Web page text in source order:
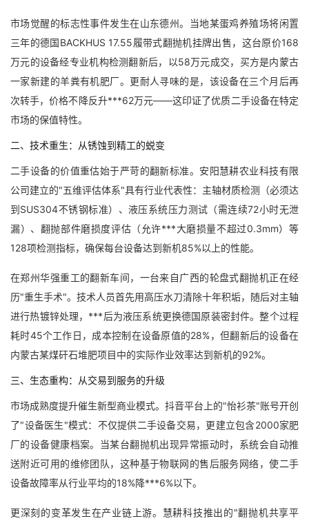
市场觉醒的标志性事件发生在山东德州。当地某蛋鸡养殖场将闲置
三年的德国BACKHUS 17.55履带式翻抛机挂牌出售，这台原价168
万元的设备经专业机构检测翻新后，以58万元成交，买方是内蒙古
一家新建的羊粪有机肥厂。更耐人寻味的是，该设备在三个月后再
次转手，价格不降反升***62万元——这印证了优质二手设备在特定
市场的保值特性。
二、技术重生：从锈蚀到精工的蜕变
二手设备的价值重估始于严苛的翻新标准。安阳慧耕农业科技有限
公司建立的"五维评估体系"具有行业代表性：主轴材质检测（必须达
到SUS304不锈钢标准）、液压系统压力测试（需连续72小时无泄
漏）、翻抛部件磨损度评估（允许***大磨损量不超过0.3mm）等
128项检测指标，确保每台设备达到新机85%以上的性能。
在郑州华强重工的翻新车间，一台来自广西的轮盘式翻抛机正在经
历"重生手术"。技术人员首先用高压水刀清除十年积垢，随后对主轴
进行热镀锌处理，***后为液压系统更换德国原装密封件。整个过程
耗时45个工作日，成本控制在设备原值的28%，但翻新后的设备在
内蒙古某煤矸石堆肥项目中的实际作业效率达到新机的92%。
三、生态重构：从交易到服务的升级
市场成熟度提升催生新型商业模式。抖音平台上的"怡衫茶"账号开创
了"设备医生"模式：不仅提供二手设备交易，更建立包含2000家肥
厂的设备健康档案。当某台翻抛机出现异常振动时，系统会自动推
送附近可用的维修团队，这种基于物联网的售后服务网络，使二手
设备故障率从行业平均的18%降***6%以下。
更深刻的变革发生在产业链上游。慧耕科技推出的"翻抛机共享平